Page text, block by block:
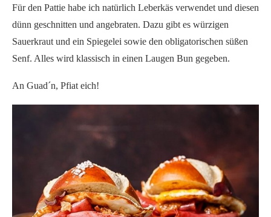
Für den Pattie habe ich natürlich Leberkäs verwendet und diesen
dünn geschnitten und angebraten. Dazu gibt es würzigen
Sauerkraut und ein Spiegelei sowie den obligatorischen süßen
Senf. Alles wird klassisch in einen Laugen Bun gegeben.
An Guad´n, Pfiat eich!